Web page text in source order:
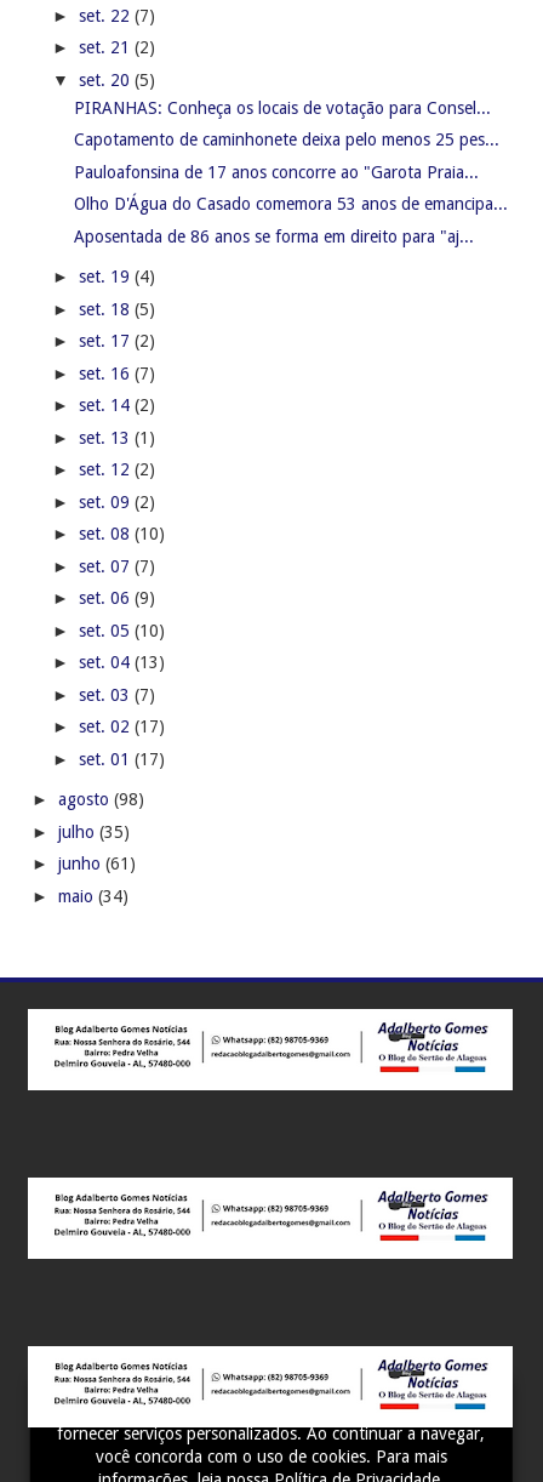
Este site utiliza cookies para melhorar sua experiência e
fornecer serviços personalizados. Ao continuar a navegar,
você concorda com o uso de cookies. Para mais
► set. 22 (7)
► set. 21 (2)
▼ set. 20 (5)
PIRANHAS: Conheça os locais de votação para Consel...
Capotamento de caminhonete deixa pelo menos 25 pes...
Pauloafonsina de 17 anos concorre ao "Garota Praia...
Olho D'Água do Casado comemora 53 anos de emancipa...
Aposentada de 86 anos se forma em direito para "aj...
► set. 19 (4)
► set. 18 (5)
► set. 17 (2)
► set. 16 (7)
► set. 14 (2)
► set. 13 (1)
► set. 12 (2)
► set. 09 (2)
► set. 08 (10)
► set. 07 (7)
► set. 06 (9)
► set. 05 (10)
► set. 04 (13)
► set. 03 (7)
► set. 02 (17)
► set. 01 (17)
► agosto (98)
► julho (35)
► junho (61)
► maio (34)